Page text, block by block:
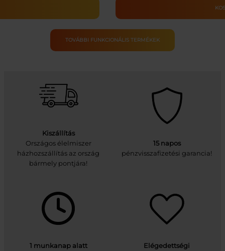
TOVÁBBI FUNKCIONÁLIS TERMÉKEK
Kiszállítás
Országos élelmiszer
házhozszállítás az ország
bármely pontjára!
15 napos
pénzvisszafizetési garancia!
1 munkanap alatt
Elégedettségi